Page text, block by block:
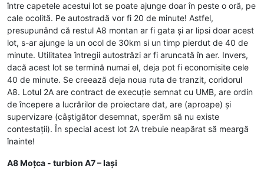
între capetele acestui lot se poate ajunge doar în peste o oră, pe
cale ocolită. Pe autostradă vor fi 20 de minute! Astfel,
presupunând că restul A8 montan ar fi gata și ar lipsi doar acest
lot, s-ar ajunge la un ocol de 30km si un timp pierdut de 40 de
minute. Utilitatea întregii autostrăzi ar fi aruncată în aer. Invers,
dacă acest lot se termină numai el, deja pot fi economisite cele
40 de minute. Se creează deja noua ruta de tranzit, coridorul
A8. Lotul 2A are contract de execuție semnat cu UMB, are ordin
de începere a lucrărilor de proiectare dat, are (aproape) și
supervizare (câștigător desemnat, sperăm să nu existe
contestații). În special acest lot 2A trebuie neapărat să meargă
înainte!
A8 Moțca - turbion A7 – Iaşi